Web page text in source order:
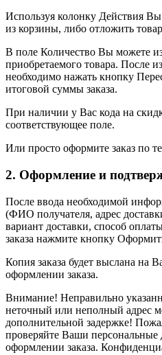
Используя колонку Действия
из корзины, либо отложить
В поле Количество Вы можете
приобретаемого товара. После
необходимо нажать кнопку
итоговой суммы заказа.
При наличии у Вас кода на
соответствующее поле.
Или просто оформите заказ по
2. Оформление и
После ввода необходимой
(ФИО получателя, адрес
вариант доставки, способ
заказа нажмите кнопку
Копия заказа будет выслана на
оформлении заказа.
Внимание! Неправильно
неточный или неполный адрес
дополнительной задержке!
проверяйте Ваши
оформлении заказа.